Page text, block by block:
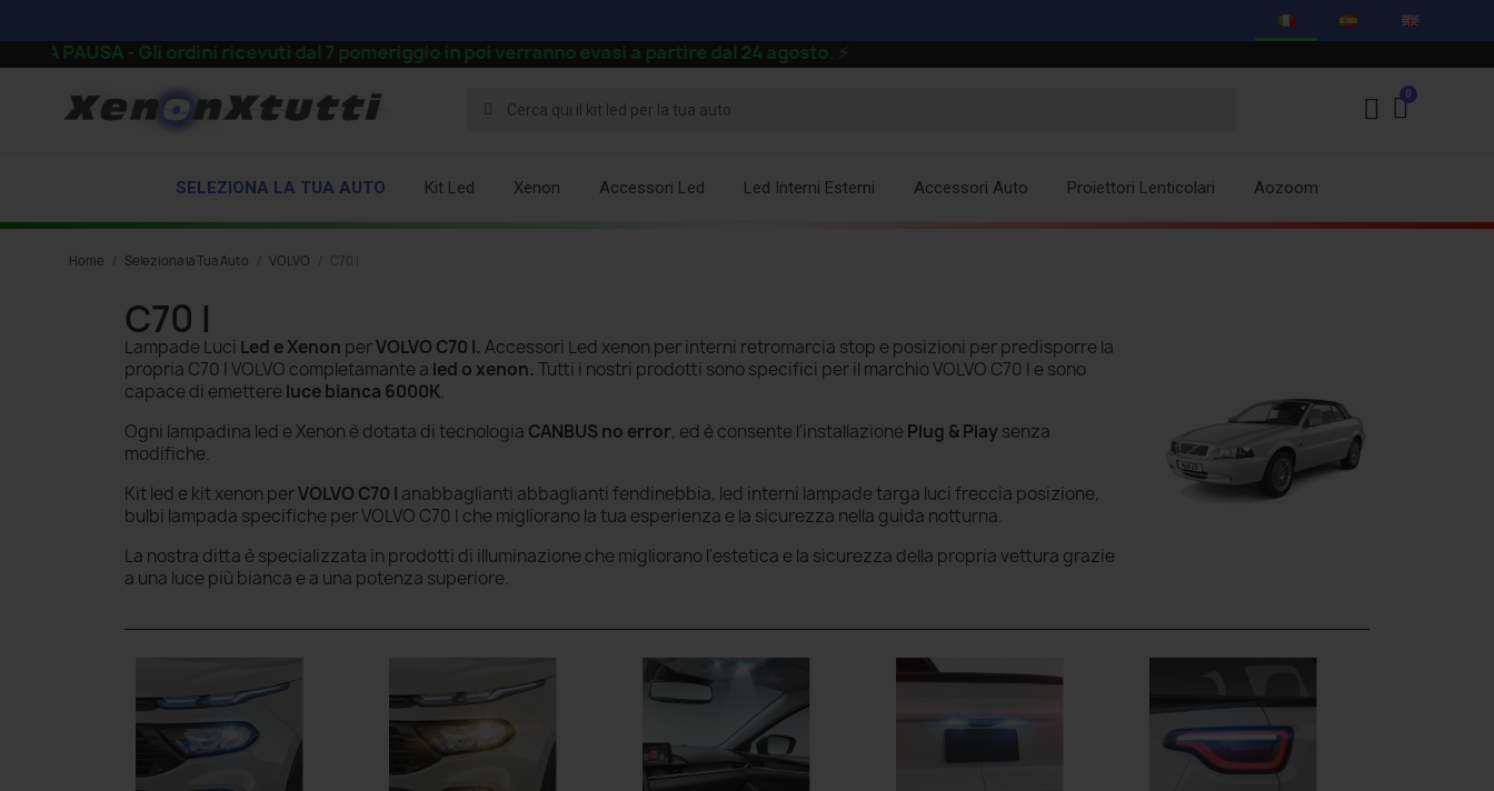
- Gli ordini ricevuti dal 7 pomeriggio in poi verranno evasi a partire dal 24 agosto.⚡
SELEZIONA LA TUA AUTO Kit Led Xenon Accessori Led Led Interni Esterni Accessori Auto Proiettori Lenticolari Aozoom
Home Seleziona la Tua Auto VOLVO C70 I
C70 I
Lampade Luci Led e Xenon perVOLVO C70 I. Accessori Led xenon per interni retromarcia stop e posizioni per predisporre la
propria C70 I VOLVO completamante a led o xenon. Tutti i nostri prodotti sono specifici per il marchio VOLVO C70 I e sono
capace di emettere luce bianca 6000K.
Ogni lampadina led e Xenon è dotata di tecnologia CANBUS no error, ed è consente l'installazione Plug & Playsenza
modifiche.
Kit led e kit xenon perVOLVO C70 I anabbaglianti abbaglianti fendinebbia, led interni lampade targa luci freccia posizione,
bulbi lampada specifiche per VOLVO C70 I che migliorano la tua esperienza e la sicurezza nella guida notturna.
La nostra ditta è specializzata in prodotti di illuminazione che migliorano l'estetica e la sicurezza della propria vettura grazie
a una luce più bianca e a una potenza superiore.